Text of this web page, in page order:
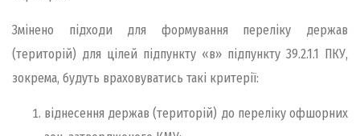
Змінено підходи для формування переліку держав
(територій) для цілей підпункту «в» підпункту 39.2.1.1 ПКУ,
зокрема, будуть враховуватись такі критерії:
віднесення держав (територій) до переліку офшорних